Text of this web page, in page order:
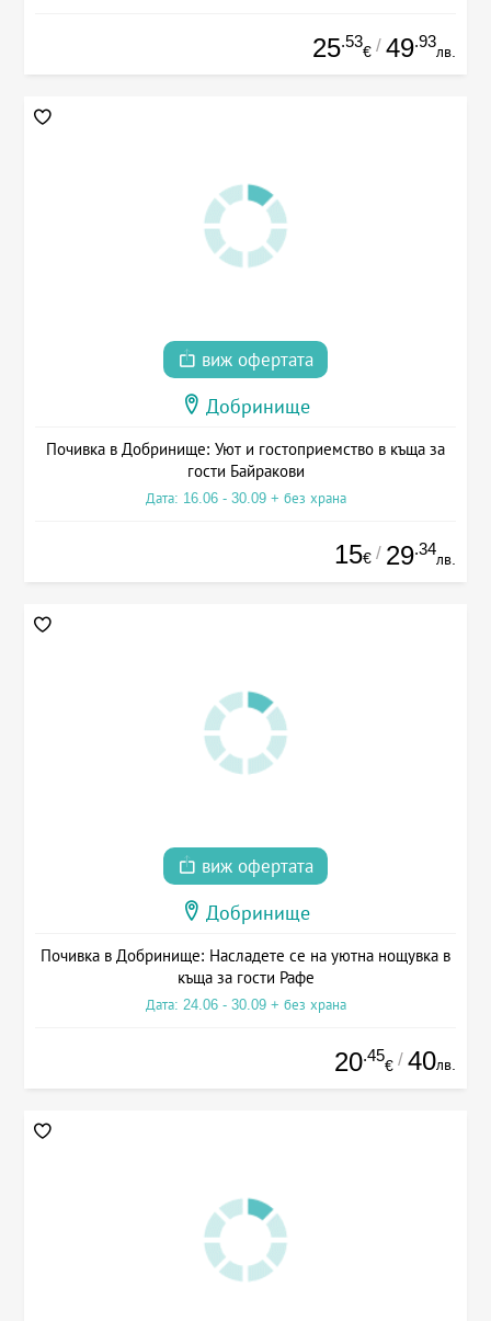
25.53
€ / 49.93
лв.
виж офертата
Добринище
Почивка в Добринище: Уют и гостоприемство в къща за
гости Байракови
Дата: 16.06 - 30.09 + без храна
15€ / 29.34
лв.
виж офертата
Добринище
Почивка в Добринище: Насладете се на уютна нощувка в
къща за гости Рафе
Дата: 24.06 - 30.09 + без храна
20.45
€ / 40лв.